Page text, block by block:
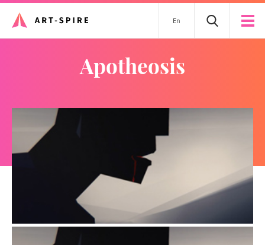
En
Apotheosis